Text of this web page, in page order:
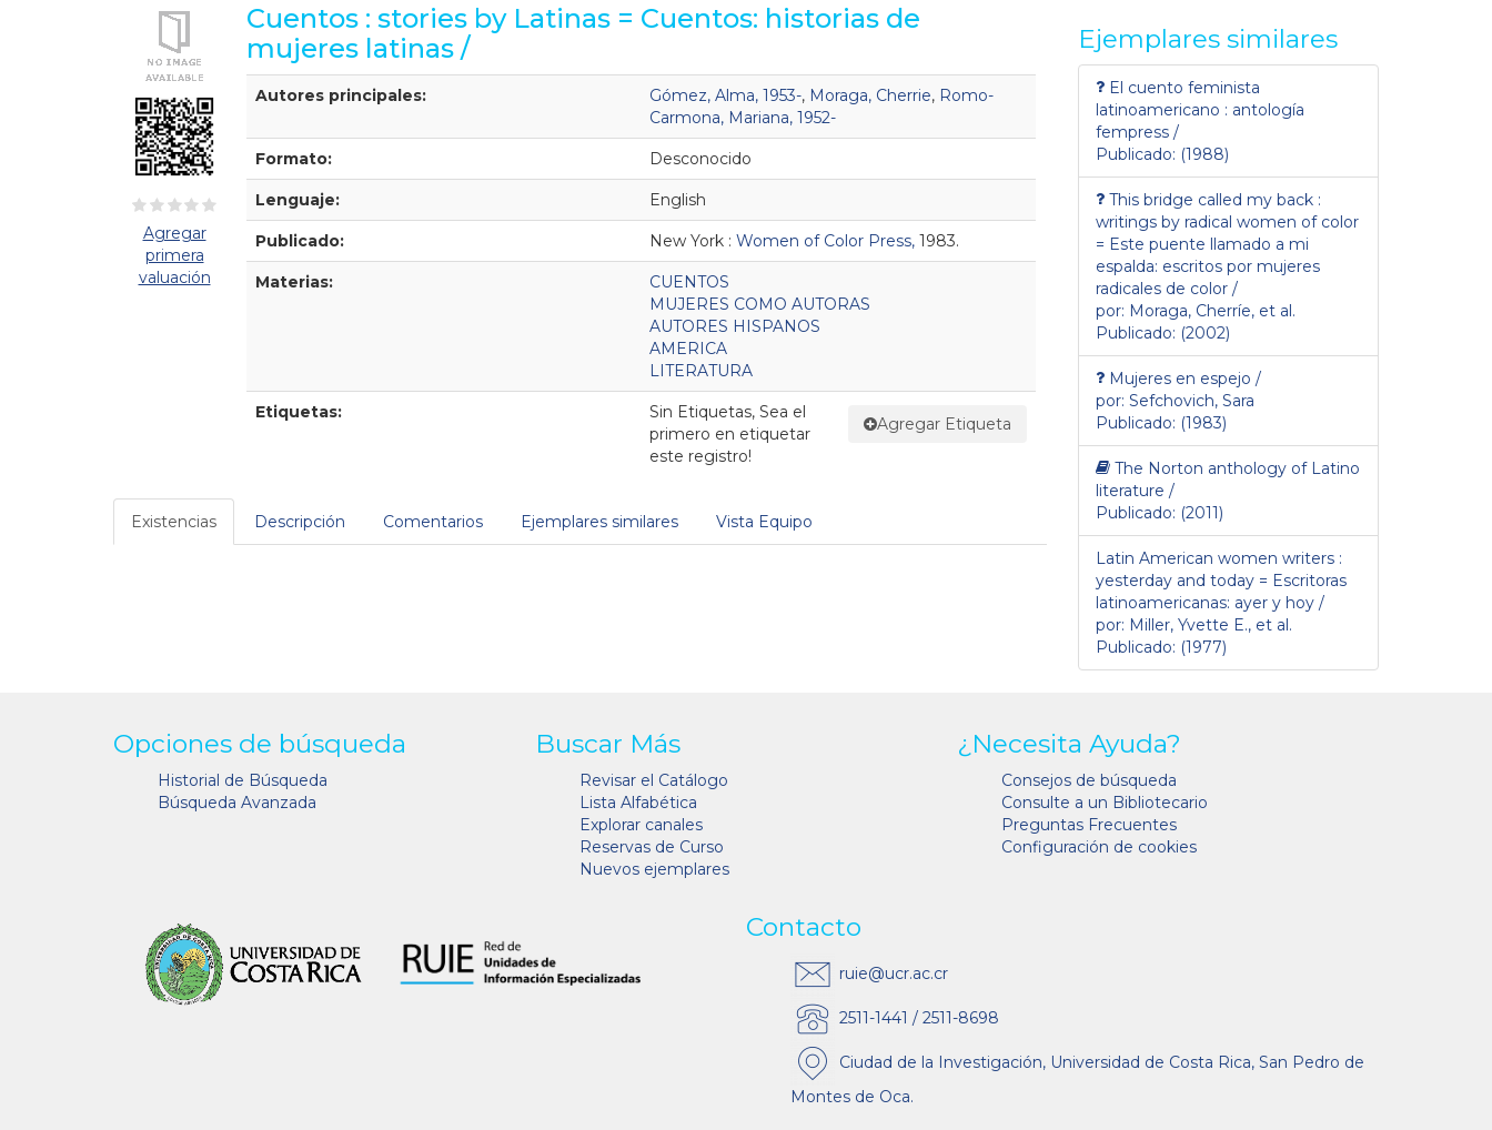
Agregar
primera
valuación
Cuentos : stories by Latinas = Cuentos: historias de
mujeres latinas /
Detalles Bibliográficos
Autores principales: Gómez, Alma, 1953-, Moraga, Cherrie, Romo-
Carmona, Mariana, 1952-
Formato: Desconocido
Lenguaje: English
Publicado: New York : Women of Color Press, 1983.
Materias:
CUENTOS
MUJERES COMO AUTORAS
AUTORES HISPANOS
AMERICA
LITERATURA
Etiquetas:
Agregar Etiqueta
Sin Etiquetas, Sea el
primero en etiquetar
este registro!
Existencias Descripción Comentarios Ejemplares similares Vista Equipo
Ejemplares similares
El cuento feminista
latinoamericano : antología
fempress /
Publicado: (1988)
This bridge called my back :
writings by radical women of color
= Este puente llamado a mi
espalda: escritos por mujeres
radicales de color /
por: Moraga, Cherríe, et al.
Publicado: (2002)
Mujeres en espejo /
por: Sefchovich, Sara
Publicado: (1983)
The Norton anthology of Latino
literature /
Publicado: (2011)
Latin American women writers :
yesterday and today = Escritoras
latinoamericanas: ayer y hoy /
por: Miller, Yvette E., et al.
Publicado: (1977)
Opciones de búsqueda
Historial de Búsqueda
Búsqueda Avanzada
Buscar Más
Revisar el Catálogo
Lista Alfabética
Explorar canales
Reservas de Curso
Nuevos ejemplares
¿Necesita Ayuda?
Consejos de búsqueda
Consulte a un Bibliotecario
Preguntas Frecuentes
Configuración de cookies
Contacto
ruie@ucr.ac.cr
2511-1441 / 2511-8698
Ciudad de la Investigación, Universidad de Costa Rica, San Pedro de
Montes de Oca.